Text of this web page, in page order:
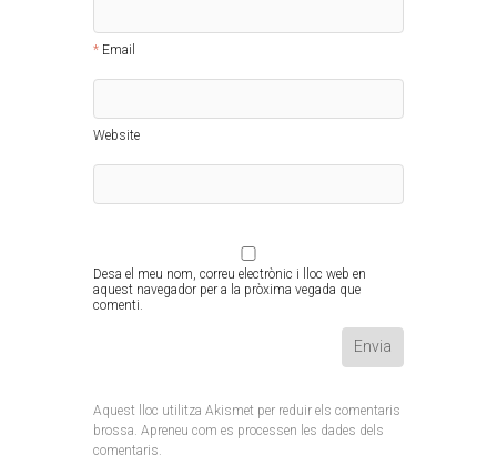
Email
Website
Desa el meu nom, correu electrònic i lloc web en
aquest navegador per a la pròxima vegada que
comenti.
Aquest lloc utilitza Akismet per reduir els comentaris
brossa. Apreneu com es processen les dades dels
comentaris